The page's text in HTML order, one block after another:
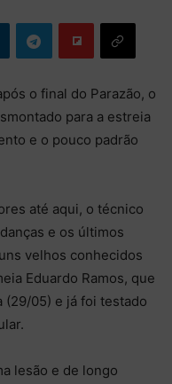
o final do Parazão, o
para a estreia
e o pouco padrão
até aqui, o técnico
e os últimos
velhos conhecidos
Eduardo Ramos, que
05) e já foi testado
lesão e de longo